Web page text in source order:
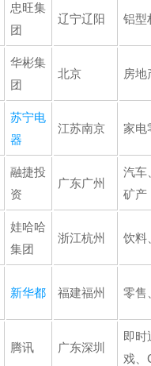
忠旺集
团
辽宁辽阳 铝型
华彬集
团
北京 房地
苏宁电
器
江苏南京 家电
融捷投
资
广东广州
汽车
矿产
娃哈哈
集团
浙江杭州 饮料
新华都 福建福州 零售
腾讯 广东深圳
即时
戏、